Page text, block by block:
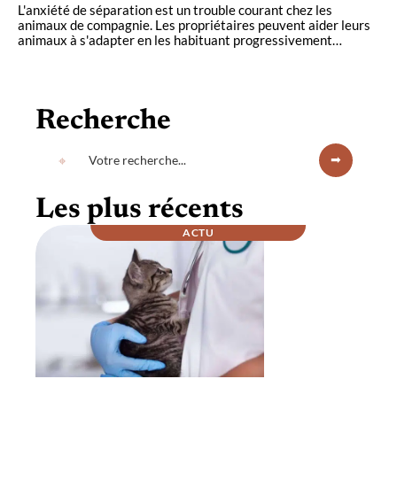
L'anxiété de séparation est un trouble courant chez les
animaux de compagnie. Les propriétaires peuvent aider leurs
animaux à s'adapter en les habituant progressivement…
Recherche
Les plus récents
ACTU